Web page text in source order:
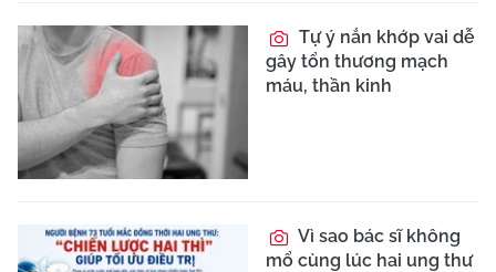
Tự ý nắn khớp vai dễ
gây tổn thương mạch
máu, thần kinh
Vì sao bác sĩ không
mổ cùng lúc hai ung thư